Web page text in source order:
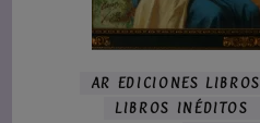
AR EDICIONES LIBROS
LIBROS INÉDITOS